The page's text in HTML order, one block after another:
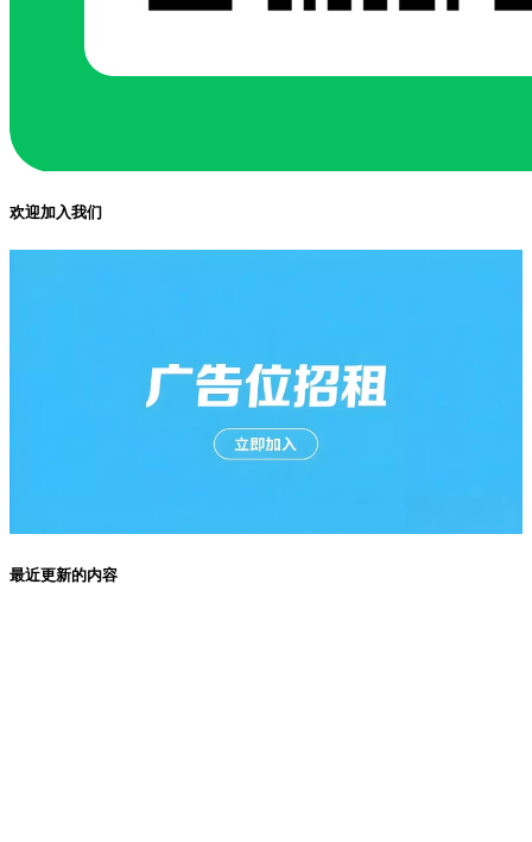
欢迎加入我们
最近更新的内容